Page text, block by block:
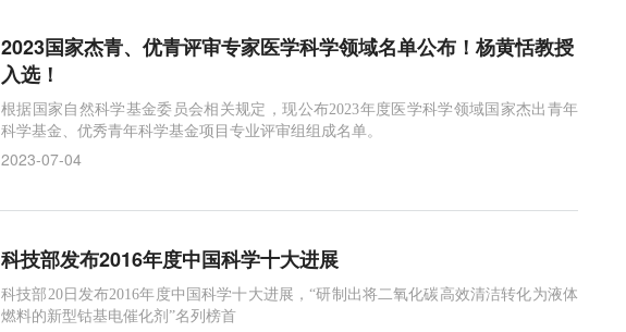
2023国家杰青、优青评审专家医学科学领域名单公布！杨黄恬教授
入选！
根据国家自然科学基金委员会相关规定，现公布2023年度医学科学领域国家杰出青年
科学基金、优秀青年科学基金项目专业评审组组成名单。
2023-07-04
科技部发布2016年度中国科学十大进展
科技部20日发布2016年度中国科学十大进展，“研制出将二氧化碳高效清洁转化为液体
燃料的新型钴基电催化剂”名列榜首